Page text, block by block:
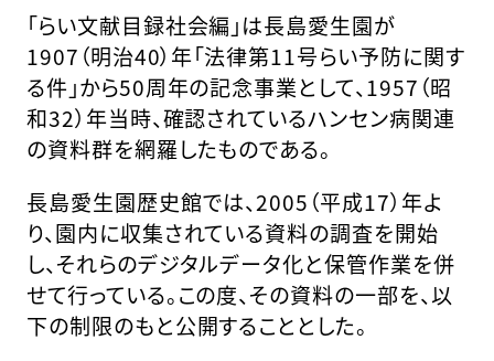
「らい文献目録社会編」は長島愛生園が
1907（明治40）年「法律第11号らい予防に関す
る件」から50周年の記念事業として、1957（昭
和32）年当時、確認されているハンセン病関連
の資料群を網羅したものである。
長島愛生園歴史館では、2005（平成17）年よ
り、園内に収集されている資料の調査を開始
し、それらのデジタルデータ化と保管作業を併
せて行っている。この度、その資料の一部を、以
下の制限のもと公開することとした。